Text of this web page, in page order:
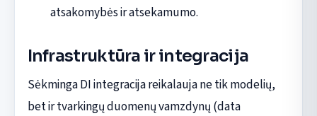
atsakomybės ir atsekamumo.
Infrastruktūra ir integracija
Sėkminga DI integracija reikalauja ne tik modelių,
bet ir tvarkingų duomenų vamzdynų (data